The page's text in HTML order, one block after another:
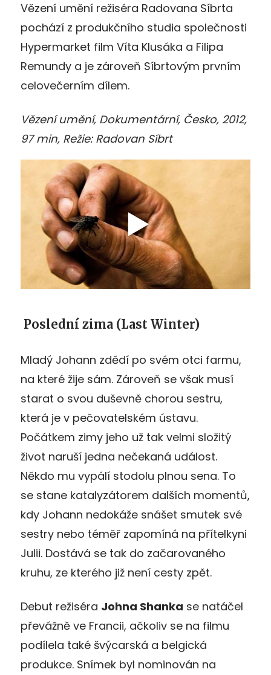
Vězení umění režiséra Radovana Síbrta
pochází z produkčního studia společnosti
Hypermarket film Víta Klusáka a Filipa
Remundy a je zároveň Síbrtovým prvním
celovečerním dílem.
Vězení umění, Dokumentární, Česko, 2012,
97 min, Režie: Radovan Síbrt
Poslední zima (Last Winter)
Mladý Johann zdědí po svém otci farmu,
na které žije sám. Zároveň se však musí
starat o svou duševně chorou sestru,
která je v pečovatelském ústavu.
Počátkem zimy jeho už tak velmi složitý
život naruší jedna nečekaná událost.
Někdo mu vypálí stodolu plnou sena. To
se stane katalyzátorem dalších momentů,
kdy Johann nedokáže snášet smutek své
sestry nebo téměř zapomíná na přítelkyni
Julii. Dostává se tak do začarovaného
kruhu, ze kterého již není cesty zpět.
Debut režiséra Johna Shanka se natáčel
převážně ve Francii, ačkoliv se na filmu
podílela také švýcarská a belgická
produkce. Snímek byl nominován na